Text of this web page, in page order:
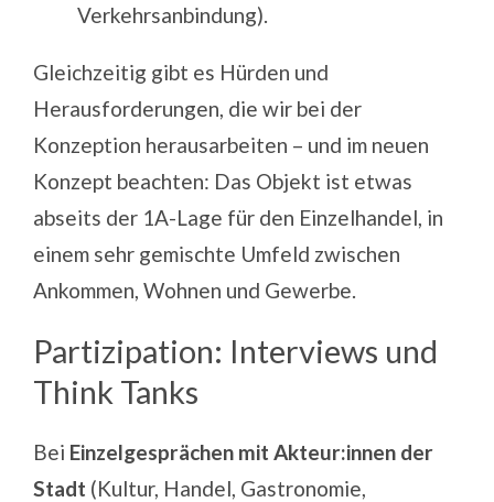
Verkehrsanbindung).
Gleichzeitig gibt es Hürden und
Herausforderungen, die wir bei der
Konzeption herausarbeiten – und im neuen
Konzept beachten: Das Objekt ist etwas
abseits der 1A-Lage für den Einzelhandel, in
einem sehr gemischte Umfeld zwischen
Ankommen, Wohnen und Gewerbe.
Partizipation: Interviews und
Think Tanks
Bei Einzelgesprächen mit Akteur:innen der
Stadt (Kultur, Handel, Gastronomie,